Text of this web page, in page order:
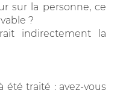
sur la personne, ce
?
indirectement la
été traité : avez-vous